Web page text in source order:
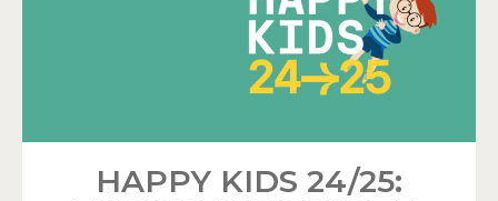
HAPPY KIDS 24/25: